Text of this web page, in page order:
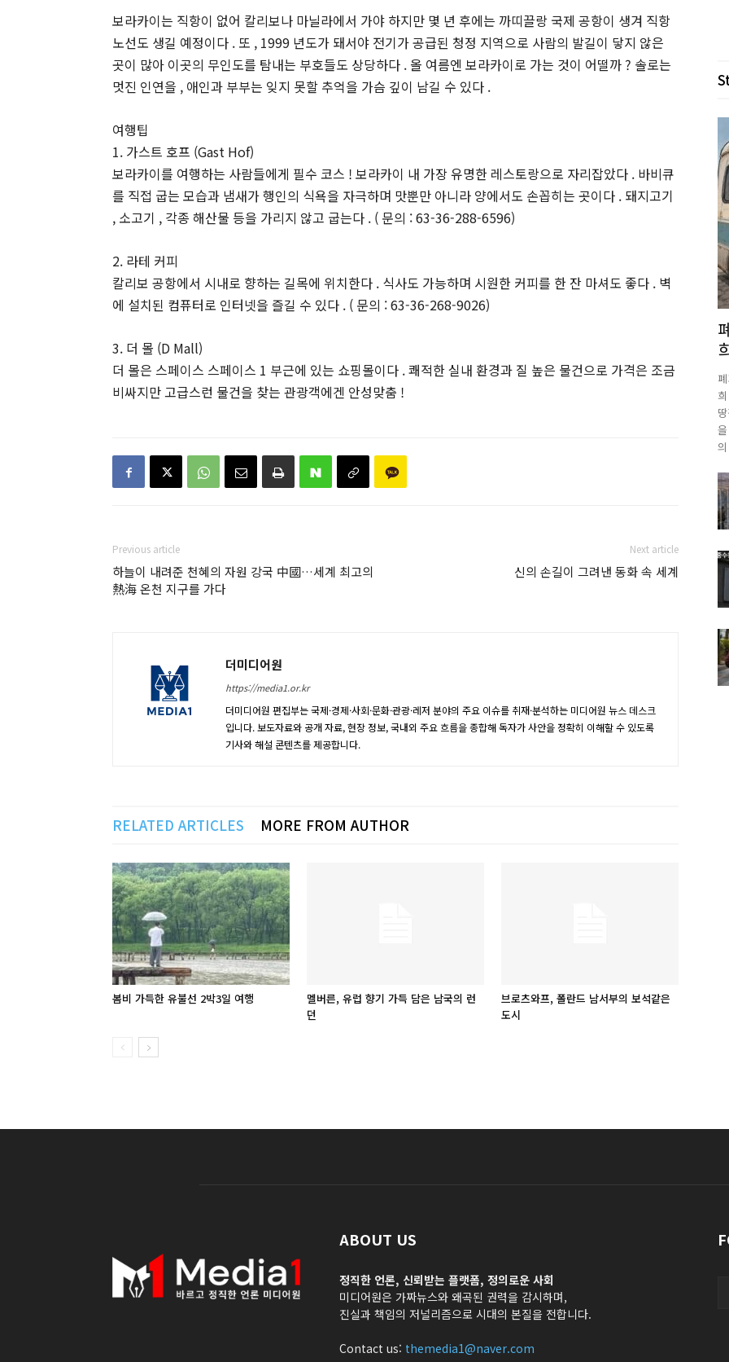
보라카이는 직항이 없어 칼리보나 마닐라에서 가야 하지만 몇 년 후에는 까띠끌랑 국제 공항이 생겨 직항
노선도 생길 예정이다 . 또 , 1999 년도가 돼서야 전기가 공급된 청정 지역으로 사람의 발길이 닿지 않은
곳이 많아 이곳의 무인도를 탐내는 부호들도 상당하다 . 올 여름엔 보라카이로 가는 것이 어떨까 ? 솔로는
멋진 인연을 , 애인과 부부는 잊지 못할 추억을 가슴 깊이 남길 수 있다 .
여행팁
1. 가스트 호프 (Gast Hof)
보라카이를 여행하는 사람들에게 필수 코스 ! 보라카이 내 가장 유명한 레스토랑으로 자리잡았다 . 바비큐
를 직접 굽는 모습과 냄새가 행인의 식욕을 자극하며 맛뿐만 아니라 양에서도 손꼽히는 곳이다 . 돼지고기
, 소고기 , 각종 해산물 등을 가리지 않고 굽는다 . ( 문의 : 63-36-288-6596)
2. 라테 커피
칼리보 공항에서 시내로 향하는 길목에 위치한다 . 식사도 가능하며 시원한 커피를 한 잔 마셔도 좋다 . 벽
에 설치된 컴퓨터로 인터넷을 즐길 수 있다 . ( 문의 : 63-36-268-9026)
3. 더 몰 (D Mall)
더 몰은 스페이스 스페이스 1 부근에 있는 쇼핑몰이다 . 쾌적한 실내 환경과 질 높은 물건으로 가격은 조금
비싸지만 고급스런 물건을 찾는 관광객에겐 안성맞춤 !
Previous article
하늘이 내려준 천혜의 자원 강국 中國…세계 최고의
熱海 온천 지구를 가다
Next article
신의 손길이 그려낸 동화 속 세계
더미디어원
https://media1.or.kr
더미디어원 편집부는 국제·경제·사회·문화·관광·레저 분야의 주요 이슈를 취재·분석하는 미디어원 뉴스 데스크
입니다. 보도자료와 공개 자료, 현장 정보, 국내외 주요 흐름을 종합해 독자가 사안을 정확히 이해할 수 있도록
기사와 해설 콘텐츠를 제공합니다.
RELATED ARTICLES MORE FROM AUTHOR
봄비 가득한 유불선 2박3일 여행
멜버른, 유럽 향기 가득 담은 남국의 런
던
브로츠와프, 폴란드 남서부의 보석같은
도시
ABOUT US
정직한 언론, 신뢰받는 플랫폼, 정의로운 사회
미디어원은 가짜뉴스와 왜곡된 권력을 감시하며,
진실과 책임의 저널리즘으로 시대의 본질을 전합니다.
Contact us: themedia1@naver.com